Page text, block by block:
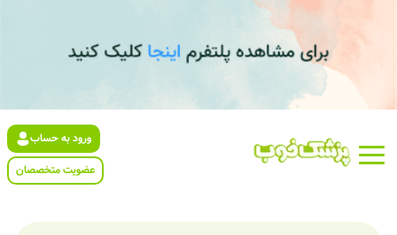
ورود به حساب
عضویت متخصصان